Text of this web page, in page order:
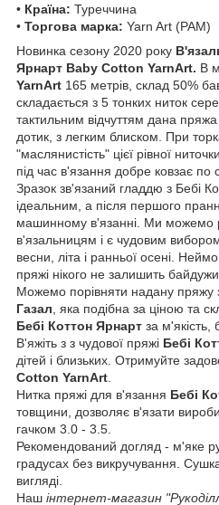
• Країна: Туреччина
• Торгова марка: Yarn Art (РАМ)
Новинка сезону 2020 року
Ярнарт Baby Cotton YarnArt. В
YarnArt 165 метрів, склад 50%
складається з 5 тонких ниток
тактильним відчуттям дана
дотик, з легким блиском. При
"маслянистість" цієї рівної
під час в'язання добре
Зразок зв'язаний гладдю з Бебі
ідеальним, а після першого
машинному в'язанні. Ми можемо
в'язальницям і є чудовим
весни, літа і ранньої осені.
пряжі нікого не залишить
Можемо порівняти надану пряжу
Газал , яка подібна за ціною та
Бебі Коттон Ярнарт за м'якість,
В'яжіть з з чудової пряжі Бебі
дітей і близьких. Отримуйте
Cotton YarnArt
Нитка пряжі для в'язання Бебі
товщини, дозволяє в'язати
гачком 3.0 - 3.5.
Рекомендований догляд - м'яке
градусах без викручування.
вигляді.
Наш інтернет-магазин